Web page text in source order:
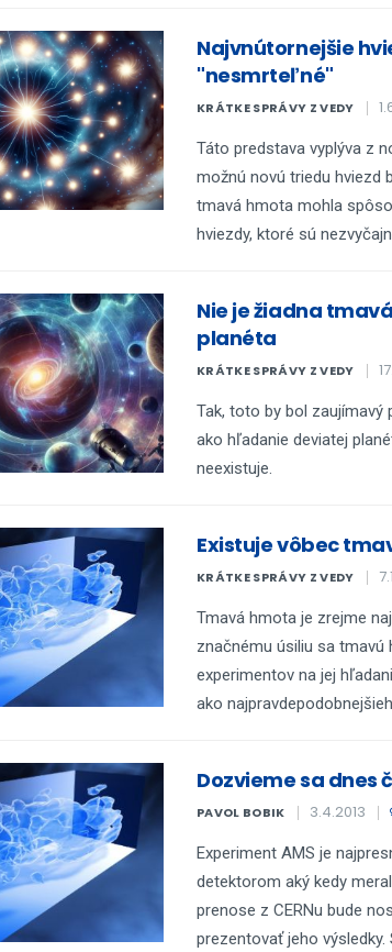
Najvnútornejšie
"nesmrteľné"
KRÁTKE SPRÁVY Z VEDY
Táto predstava vyplýva z
možnú novú triedu hviezd
tmavá hmota mohla
hviezdy, ktoré sú
Nie je žiadna
planéta
KRÁTKE SPRÁVY Z VEDY
Tak, toto by bol zaujímavý
ako hľadanie deviatej
neexistuje.
Existuje vôbec
KRÁTKE SPRÁVY Z VEDY
Tmavá hmota je zrejme
značnému úsiliu sa
experimentov na jej
ako
Dozvieme sa dnes
PAVOL BOBIK 3.4.2013
Experiment AMS je
detektorom aký kedy
prenose z CERNu bude
prezentovať jeho výsledky.